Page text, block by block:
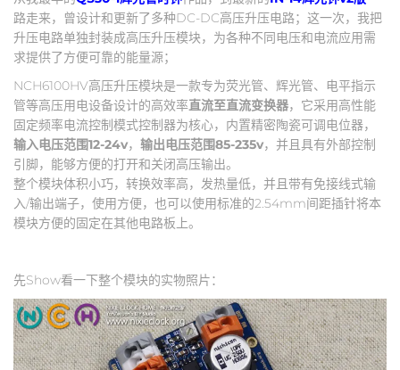
路走来，曾设计和更新了多种DC-DC高压升压电路；这一次，我把
升压电路单独封装成高压升压模块，为各种不同电压和电流应用需
求提供了方便可靠的能量源；
NCH6100HV高压升压模块是一款专为荧光管、辉光管、电平指示
管等高压用电设备设计的高效率直流至直流变换器，它采用高性能
固定频率电流控制模式控制器为核心，内置精密陶瓷可调电位器，
输入电压范围12-24v， 输出电压范围85-235v，并且具有外部控制
引脚，能够方便的打开和关闭高压输出。
整个模块体积小巧，转换效率高，发热量低，并且带有免接线式输
入/输出端子，使用方便，也可以使用标准的2.54mm间距插针将本
模块方便的固定在其他电路板上。
先Show看一下整个模块的实物照片：